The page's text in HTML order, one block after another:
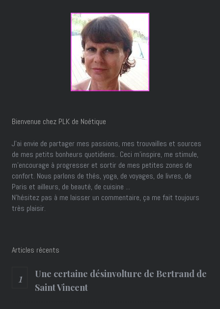
Bienvenue chez PLK de Noétique
J’ai envie de partager mes passions, mes trouvailles et sources
de mes petits bonheurs quotidiens.. Ceci m'inspire, me stimule,
m'encourage à progresser et sortir de mes petites zones de
confort. Nous parlons de thés, yoga, de voyages, de livres, de
Paris et ailleurs, de beauté, de cuisine ...
N'hésitez pas à me laisser un commentaire, ça me fait toujours
très plaisir.
Articles récents
Une certaine désinvolture de Bertrand de
Saint Vincent